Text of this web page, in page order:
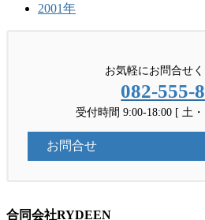
2001年
お気軽にお問合せく
082-555-
受付時間 9:00-18:00 [ 土
お問合せ
合同会社RYDEEN